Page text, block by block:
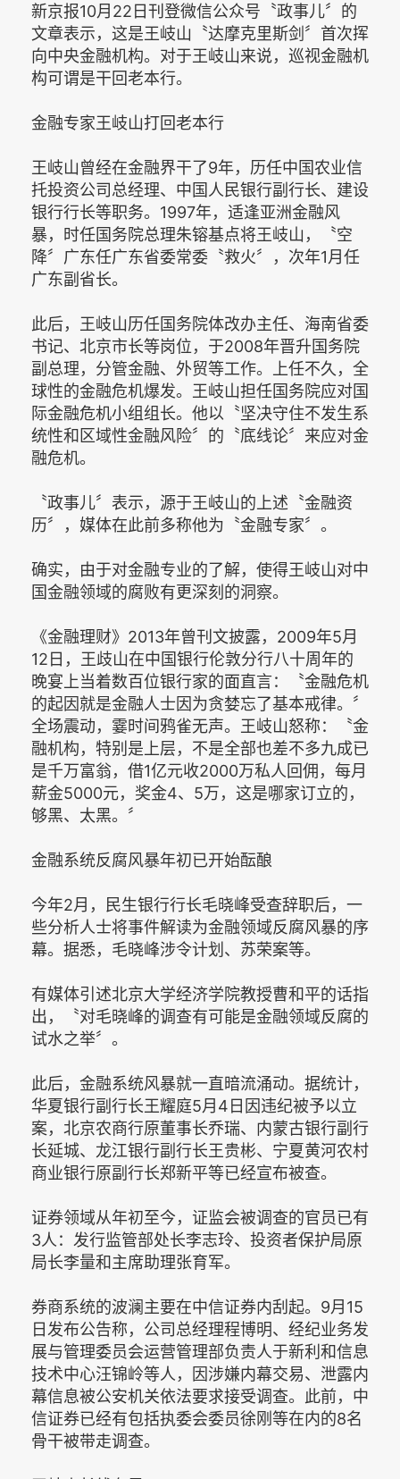
新京报10月22日刊登微信公众号〝政事儿〞的
文章表示，这是王岐山〝达摩克里斯剑〞首次挥
向中央金融机构。对于王岐山来说，巡视金融机
构可谓是干回老本行。
金融专家王岐山打回老本行
王岐山曾经在金融界干了9年，历任中国农业信
托投资公司总经理、中国人民银行副行长、建设
银行行长等职务。1997年，适逢亚洲金融风
暴，时任国务院总理朱镕基点将王岐山，〝空
降〞广东任广东省委常委〝救火〞，次年1月任
广东副省长。
此后，王岐山历任国务院体改办主任、海南省委
书记、北京市长等岗位，于2008年晋升国务院
副总理，分管金融、外贸等工作。上任不久，全
球性的金融危机爆发。王岐山担任国务院应对国
际金融危机小组组长。他以〝坚决守住不发生系
统性和区域性金融风险〞的〝底线论〞来应对金
融危机。
〝政事儿〞表示，源于王岐山的上述〝金融资
历〞，媒体在此前多称他为〝金融专家〞。
确实，由于对金融专业的了解，使得王岐山对中
国金融领域的腐败有更深刻的洞察。
《金融理财》2013年曾刊文披露，2009年5月
12日，王歧山在中国银行伦敦分行八十周年的
晚宴上当着数百位银行家的面直言：〝金融危机
的起因就是金融人士因为贪婪忘了基本戒律。〞
全场震动，霎时间鸦雀无声。王岐山怒称：〝金
融机构，特别是上层，不是全部也差不多九成已
是千万富翁，借1亿元收2000万私人回佣，每月
薪金5000元，奖金4、5万，这是哪家订立的，
够黑、太黑。〞
金融系统反腐风暴年初已开始酝酿
今年2月，民生银行行长毛晓峰受查辞职后，一
些分析人士将事件解读为金融领域反腐风暴的序
幕。据悉，毛晓峰涉令计划、苏荣案等。
有媒体引述北京大学经济学院教授曹和平的话指
出，〝对毛晓峰的调查有可能是金融领域反腐的
试水之举〞。
此后，金融系统风暴就一直暗流涌动。据统计，
华夏银行副行长王耀庭5月4日因违纪被予以立
案，北京农商行原董事长乔瑞、内蒙古银行副行
长延城、龙江银行副行长王贵彬、宁夏黄河农村
商业银行原副行长郑新平等已经宣布被查。
证券领域从年初至今，证监会被调查的官员已有
3人：发行监管部处长李志玲、投资者保护局原
局长李量和主席助理张育军。
券商系统的波澜主要在中信证券内刮起。9月15
日发布公告称，公司总经理程博明、经纪业务发
展与管理委员会运营管理部负责人于新利和信息
技术中心汪锦岭等人，因涉嫌内幕交易、泄露内
幕信息被公安机关依法要求接受调查。此前，中
信证券已经有包括执委会委员徐刚等在内的8名
骨干被带走调查。